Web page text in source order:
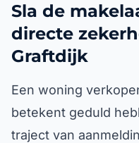
Sla de
directe
Graftdijk
Een woning
betekent geduld
traject van